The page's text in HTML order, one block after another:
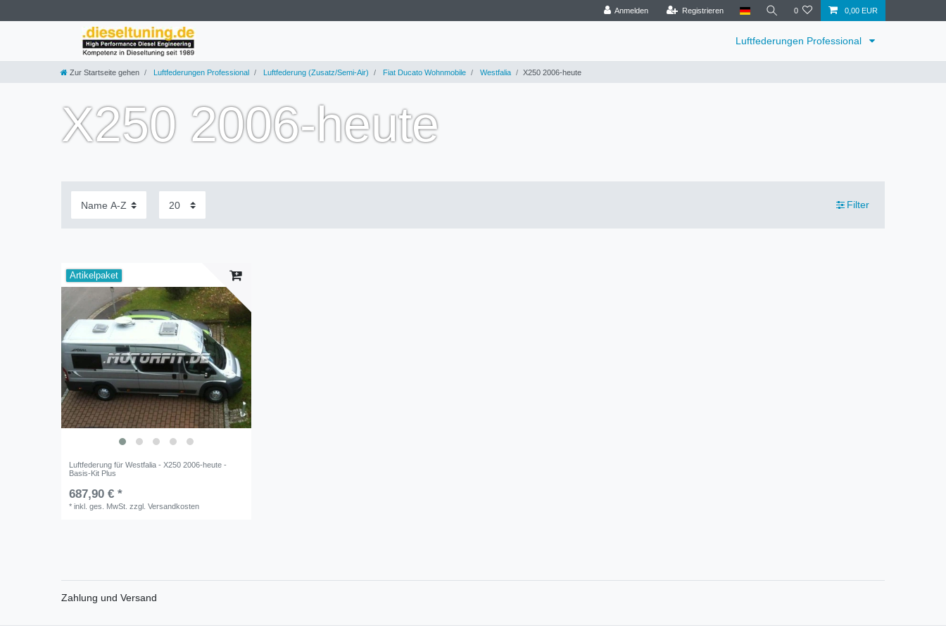
Anmelden Registrieren 0 0,00 EUR
Luftfederungen Professional
Zur Startseite gehen Luftfederungen Professional Luftfederung (Zusatz/Semi-Air) Fiat Ducato Wohnmobile Westfalia X250 2006-heute
X250 2006-heute
Filter
Artikelpaket
Luftfederung für Westfalia - X250 2006-heute -
Basis-Kit Plus
687,90 € *
*inkl. ges. MwSt. zzgl.Versandkosten
Zahlung und Versand